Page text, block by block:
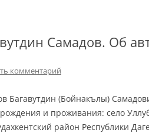
Самадов. Об
комментарий
Багавутдин (Бойнакълы)
и проживания: село
район Республики